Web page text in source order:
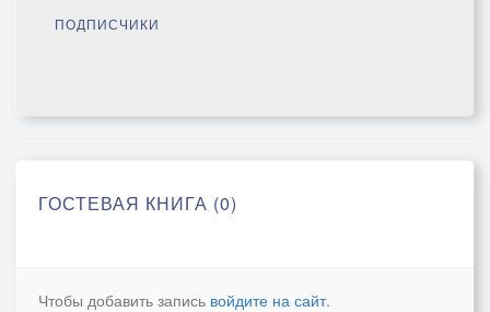
ПОДПИСЧИКИ
ГОСТЕВАЯ КНИГА (0)
Чтобы добавить запись войдите на сайт.